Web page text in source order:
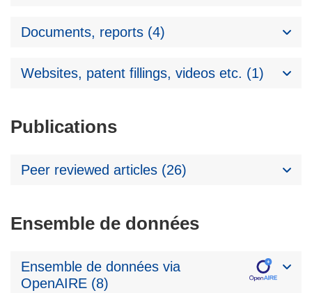
Documents, reports (4)
Websites, patent fillings, videos etc. (1)
Publications
Peer reviewed articles (26)
Ensemble de données
Ensemble de données via
OpenAIRE (8)